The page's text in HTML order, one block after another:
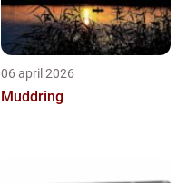
06 april 2026
Muddring